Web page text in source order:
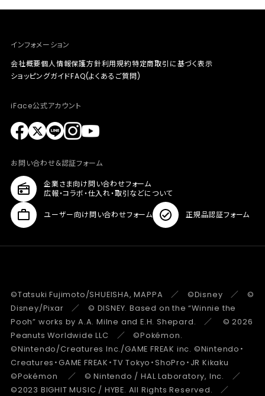
インフォメーション
会社概要個人情報保護方針利用規約特定商取引に基づく表示
ショッピングガイドFAQ(よくあるご質問)
iFace公式アカウント
お問い合わせ&認証フォーム
企業さま向け問い合わせフォーム
広報・コラボ・仕入れ・取引などについて
ユーザー向け問い合わせフォーム 正規品認証フォーム
©Tatsuki Fujimoto/SHUEISHA, MAPPA ／ ©Disney ／ ©
Disney/Pixar ／ © DISNEY. Based on the “Winnie the
Pooh” works by A.A. Milne and E.H. Shepard. ／ © 2026
Peanuts Worldwide LLC ／ ©Pokémon.
©Nintendo/Creatures Inc./GAME FREAK inc. ©Nintendo・
Creatures・GAME FREAK・TV Tokyo・ShoPro・JR Kikaku
©Pokémon ／ © Nintendo / HAL Laboratory, Inc. ／
©2023 BIGHIT MUSIC / HYBE. All Rights Reserved. ／